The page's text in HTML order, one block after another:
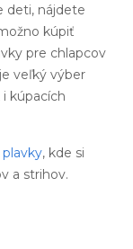
deti, nájdete
kúpiť
pre chlapcov
veľký výber
kúpacích
, kde si
a strihov.